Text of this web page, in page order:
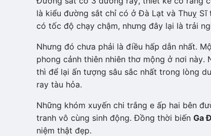
là kiểu đường sắt chỉ có ở Đà Lạt và Thuỵ
có tốc độ chạy chậm, nhưng đây lại là trải
Nhưng đó chưa phải là điều hấp dẫn nhất.
phong cảnh thiên nhiên thơ mộng ở nơi
thì để lại ấn tượng sâu sắc nhất trong lòng
ray tàu hỏa.
Những khóm xuyến chi trắng e ấp hai bên
tranh vô cùng sinh động. Đồng thời biến Ga
niệm thật đẹp.